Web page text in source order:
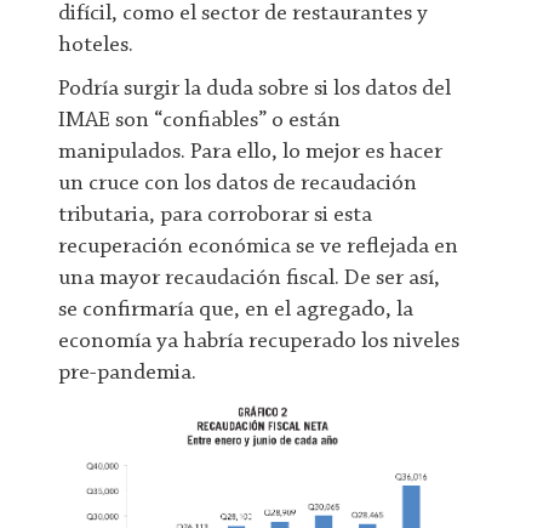
difícil, como el sector de restaurantes y
hoteles.
Podría surgir la duda sobre si los datos del
IMAE son “confiables” o están
manipulados. Para ello, lo mejor es hacer
un cruce con los datos de recaudación
tributaria, para corroborar si esta
recuperación económica se ve reflejada en
una mayor recaudación fiscal. De ser así,
se confirmaría que, en el agregado, la
economía ya habría recuperado los niveles
pre-pandemia.